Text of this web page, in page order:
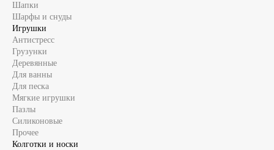
Шапки
Шарфы и снуды
Игрушки
Антистресс
Грузунки
Деревянные
Для ванны
Для песка
Мягкие игрушки
Пазлы
Силиконовые
Прочее
Колготки и носки